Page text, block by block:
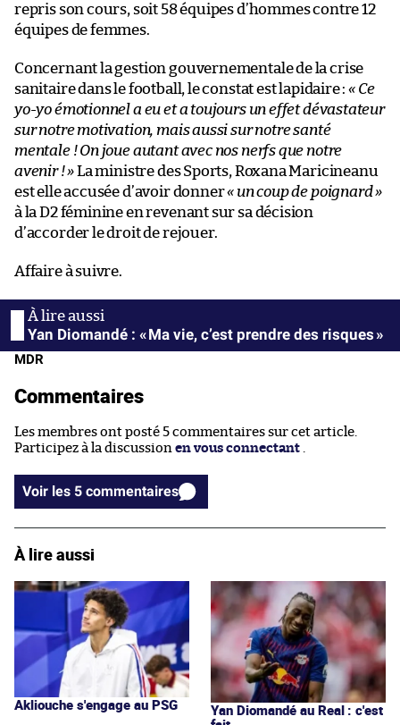
repris son cours, soit 58 équipes d’hommes contre 12
équipes de femmes.
Concernant la gestion gouvernementale de la crise
sanitaire dans le football, le constat est lapidaire :« Ce
yo-yo émotionnel a eu et a toujours un effet dévastateur
sur notre motivation, mais aussi sur notre santé
mentale ! On joue autant avec nos nerfs que notre
avenir ! »La ministre des Sports, Roxana Maricineanu
est elle accusée d’avoir donner« un coup de poignard »
à la D2 féminine en revenant sur sa décision
d’accorder le droit de rejouer.
Affaire à suivre.
Yan Diomandé : « Ma vie, c’est prendre des risques »
MDR
Commentaires
Les membres ont posté 5 commentaires sur cet article.
Participez à la discussion en vous connectant
Voir les 5 commentaires
À lire aussi
Akliouche s'engage au PSG
Yan Diomandé au Real : c'est